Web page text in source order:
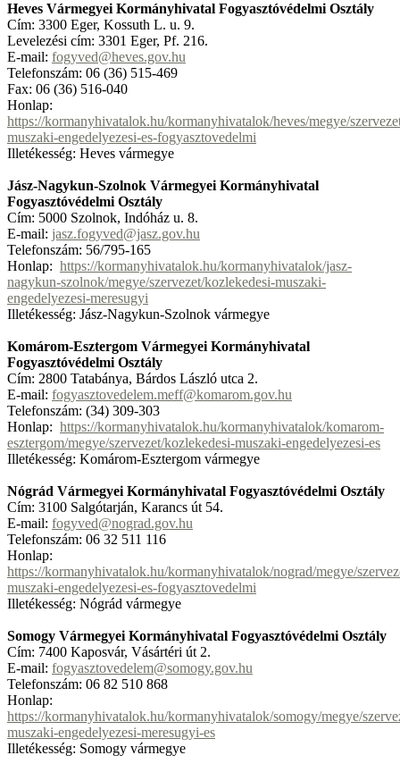
Heves Vármegyei Kormányhivatal Fogyasztóvédelmi Osztály
Cím: 3300 Eger, Kossuth L. u. 9.
Levelezési cím: 3301 Eger, Pf. 216.
E-mail: fogyved@heves.gov.hu
Telefonszám: 06 (36) 515-469
Fax: 06 (36) 516-040
Honlap:
https://kormanyhivatalok.hu/kormanyhivatalok/heves/megye/
muszaki-engedelyezesi-es-fogyasztovedelmi
Illetékesség: Heves vármegye
Jász-Nagykun-Szolnok Vármegyei Kormányhivatal
Fogyasztóvédelmi Osztály
Cím: 5000 Szolnok, Indóház u. 8.
E-mail: jasz.fogyved@jasz.gov.hu
Telefonszám: 56/795-165
Honlap: https://kormanyhivatalok.hu/kormanyhivatalok/jasz-
nagykun-szolnok/megye/szervezet/kozlekedesi-muszaki-
engedelyezesi-meresugyi
Illetékesség: Jász-Nagykun-Szolnok vármegye
Komárom-Esztergom Vármegyei Kormányhivatal
Fogyasztóvédelmi Osztály
Cím: 2800 Tatabánya, Bárdos László utca 2.
E-mail: fogyasztovedelem.meff@komarom.gov.hu
Telefonszám: (34) 309-303
Honlap: https://kormanyhivatalok.hu/kormanyhivatalok/komarom-
esztergom/megye/szervezet/kozlekedesi-muszaki-engedelyezesi-es
Illetékesség: Komárom-Esztergom vármegye
Nógrád Vármegyei Kormányhivatal Fogyasztóvédelmi Osztály
Cím: 3100 Salgótarján, Karancs út 54.
E-mail: fogyved@nograd.gov.hu
Telefonszám: 06 32 511 116
Honlap:
https://kormanyhivatalok.hu/kormanyhivatalok/nograd/megye/
muszaki-engedelyezesi-es-fogyasztovedelmi
Illetékesség: Nógrád vármegye
Somogy Vármegyei Kormányhivatal Fogyasztóvédelmi Osztály
Cím: 7400 Kaposvár, Vásártéri út 2.
E-mail: fogyasztovedelem@somogy.gov.hu
Telefonszám: 06 82 510 868
Honlap:
https://kormanyhivatalok.hu/kormanyhivatalok/somogy/megye/
muszaki-engedelyezesi-meresugyi-es
Illetékesség: Somogy vármegye